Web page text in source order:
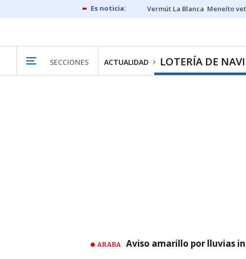
Vermút La Blanca Meneíto
SECCIONES ACTUALIDAD LOTERÍA DE
ARABA Aviso amarillo por lluvias